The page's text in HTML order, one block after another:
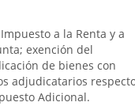
a la Renta y a
exención del
de bienes con
adjudicatarios
Adicional.